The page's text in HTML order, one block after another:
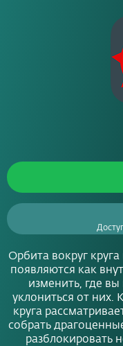
Орбита вокруг
появляются как
изменить, где
уклониться от них.
круга
собрать
разблокировать